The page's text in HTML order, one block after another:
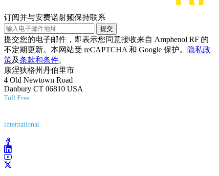
订阅并与安费诺射频保持联系
提交
提交您的电子邮件，即表示您同意接收来自 Amphenol RF 的
不定期更新。本网站受 reCAPTCHA 和 Google 保护。
隐私政
策及条款和条件。
康涅狄格州丹伯里市
4 Old Newtown Road
Danbury CT 06810 USA
Toll Free
International